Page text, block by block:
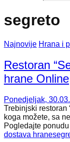
segreto
Najnovije Hrana i
Restoran
hrane Online
Ponedjeljak,
Trebinjski restoran
koga možete, sa
Pogledajte
dostava hrane